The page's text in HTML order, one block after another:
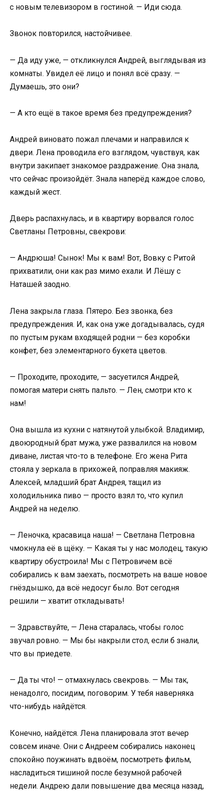
с новым телевизором в гостиной. — Иди сюда.
Звонок повторился, настойчивее.
— Да иду уже, — откликнулся Андрей, выглядывая из
комнаты. Увидел её лицо и понял всё сразу. —
Думаешь, это они?
— А кто ещё в такое время без предупреждения?
Андрей виновато пожал плечами и направился к
двери. Лена проводила его взглядом, чувствуя, как
внутри закипает знакомое раздражение. Она знала,
что сейчас произойдёт. Знала наперёд каждое слово,
каждый жест.
Дверь распахнулась, и в квартиру ворвался голос
Светланы Петровны, свекрови:
— Андрюша! Сынок! Мы к вам! Вот, Вовку с Ритой
прихватили, они как раз мимо ехали. И Лёшу с
Наташей заодно.
Лена закрыла глаза. Пятеро. Без звонка, без
предупреждения. И, как она уже догадывалась, судя
по пустым рукам входящей родни — без коробки
конфет, без элементарного букета цветов.
— Проходите, проходите, — засуетился Андрей,
помогая матери снять пальто. — Лен, смотри кто к
нам!
Она вышла из кухни с натянутой улыбкой. Владимир,
двоюродный брат мужа, уже развалился на новом
диване, листая что-то в телефоне. Его жена Рита
стояла у зеркала в прихожей, поправляя макияж.
Алексей, младший брат Андрея, тащил из
холодильника пиво — просто взял то, что купил
Андрей на неделю.
— Леночка, красавица наша! — Светлана Петровна
чмокнула её в щёку. — Какая ты у нас молодец, такую
квартиру обустроила! Мы с Петровичем всё
собирались к вам заехать, посмотреть на ваше новое
гнёздышко, да всё недосуг было. Вот сегодня
решили — хватит откладывать!
— Здравствуйте, — Лена старалась, чтобы голос
звучал ровно. — Мы бы накрыли стол, если б знали,
что вы приедете.
— Да ты что! — отмахнулась свекровь. — Мы так,
ненадолго, посидим, поговорим. У тебя наверняка
что-нибудь найдётся.
Конечно, найдётся. Лена планировала этот вечер
совсем иначе. Они с Андреем собирались наконец
спокойно поужинать вдвоём, посмотреть фильм,
насладиться тишиной после безумной рабочей
недели. Андрею дали повышение два месяца назад,